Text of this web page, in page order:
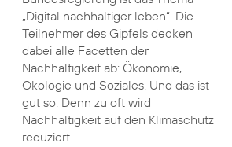
„Digital nachhaltiger leben“. Die
Teilnehmer des Gipfels decken
dabei alle Facetten der
Nachhaltigkeit ab: Ökonomie,
Ökologie und Soziales. Und das ist
gut so. Denn zu oft wird
Nachhaltigkeit auf den Klimaschutz
reduziert.